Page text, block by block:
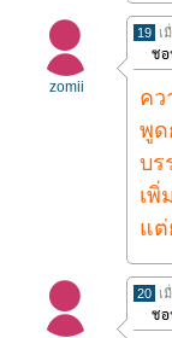
zomii
19 เ
คว
พูด
บร
เพิ่
แต่
20 เ